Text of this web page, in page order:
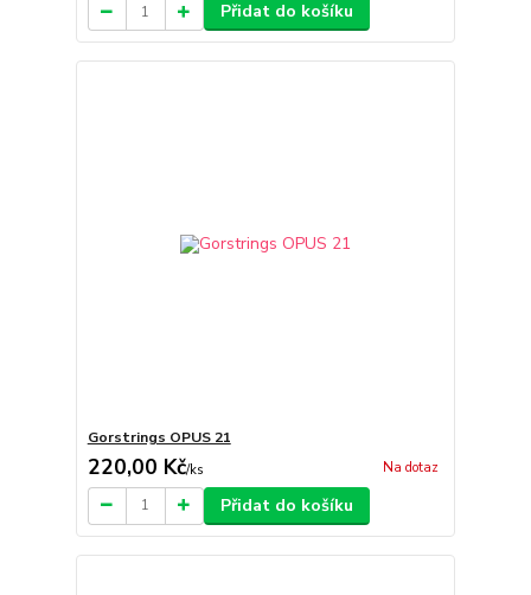
Přidat do košíku
Gorstrings OPUS 21
220,00 Kč/ks Na dotaz
Přidat do košíku